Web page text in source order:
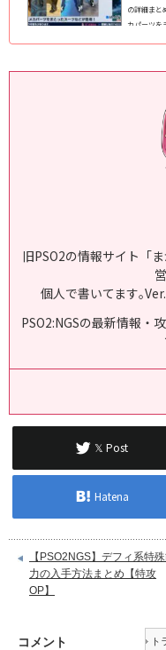
の詳細まと
カパーツを
年4月19日
旧PSO2の情報サイト「
個人で書いてます｡
PSO2:NGSの最新情報・
𝕏 Post
Hatena
【PSO2NGS】デフィ系特
力の入手方法まとめ【特攻
OP】
コメント ト